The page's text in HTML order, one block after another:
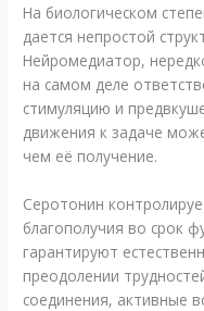
На биологическом
дается непростой
Нейромедиатор,
на самом деле
стимуляцию и
движения к задаче
чем её получение.
Серотонин
благополучия во срок
гарантируют
преодолении
соединения, активные